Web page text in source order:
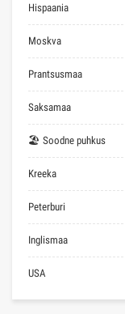
Hispaania
Moskva
Prantsusmaa
Saksamaa
🏖 Soodne puhkus
Kreeka
Peterburi
Inglismaa
USA